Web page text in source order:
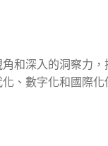
和深入的洞察力
、數字化和國際化